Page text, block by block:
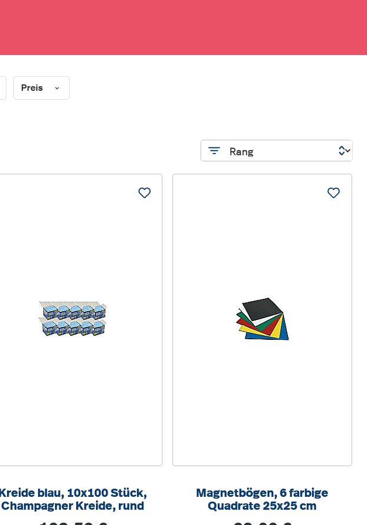
Preis
Kreide blau, 10x100 Stück,
Champagner Kreide, rund
Magnetbögen, 6 farbige
Quadrate 25x25 cm